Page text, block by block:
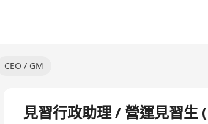
CEO / GM
見習行政助理 / 營運見習